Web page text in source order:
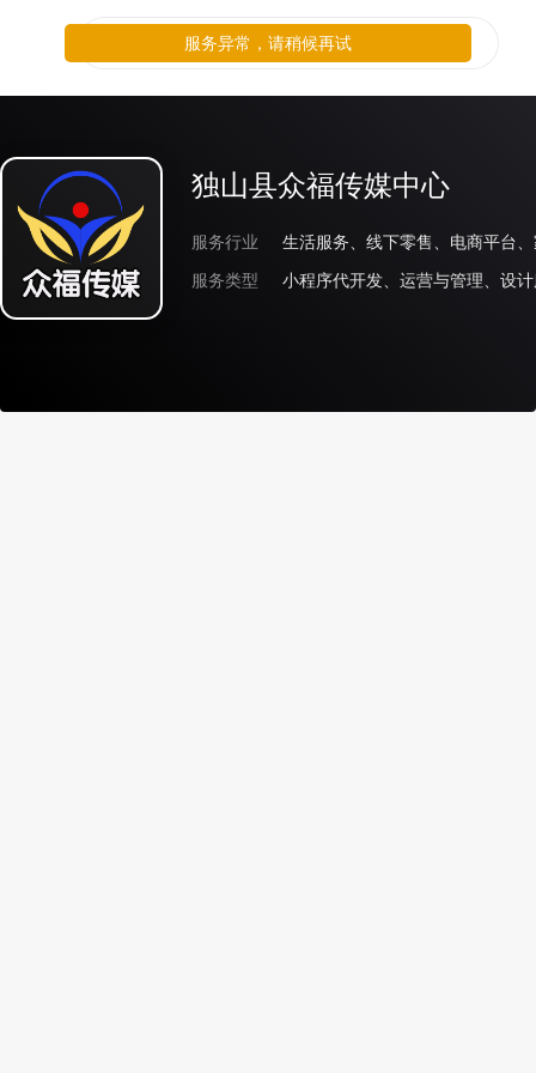
独山县众福传媒中心
服务行业
服务类型
小程序代开发、运营与管理、设
服务异常，请稍候再试